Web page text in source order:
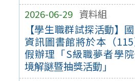
2026-06-29 資料組
【學生職群試探活動】
資訊圖書館將於本（
假辦理「S級職夢者學
境解謎暨抽獎活動」